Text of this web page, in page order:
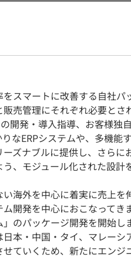
をスマートに改善する自社パ
販売管理にそれぞれ必要と
の開発・導入指導、お客様独
りなERPシステムや、多機
ズナブルに提供し、さら
、モジュール化された設計
海外を中心に着実に売上
ム開発を中心におこなって
」のパッケージ開発を開始
日本・中国・タイ、マレー
せていくため、新たにエンジ